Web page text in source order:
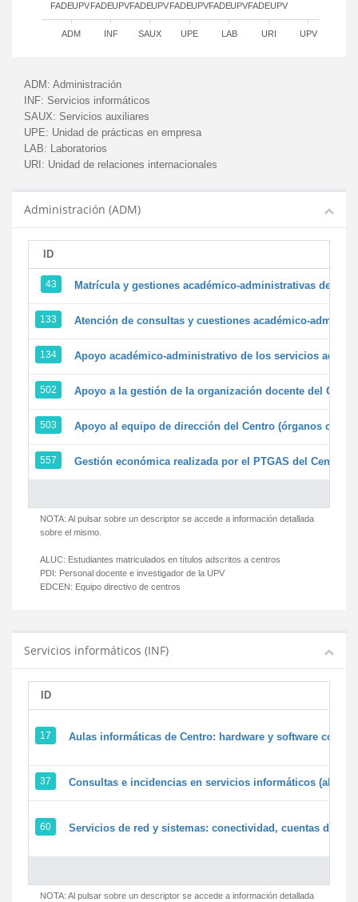
FADE FADE FADE FADE FADE FADE
UPV UPV UPV UPV UPV UPV
ADM INF SAUX UPE LAB URI UPV
ADM: Administración
INF: Servicios informáticos
SAUX: Servicios auxiliares
UPE: Unidad de prácticas en empresa
LAB: Laboratorios
URI: Unidad de relaciones internacionales
Administración (ADM)
ID
43 Matrícula y gestiones académico-administrativas de la
133 Atención de consultas y cuestiones académico-
134 Apoyo académico-administrativo de los servicios
502 Apoyo a la gestión de la organización docente del
503 Apoyo al equipo de dirección del Centro (órganos
557 Gestión económica realizada por el PTGAS del Centro
NOTA: Al pulsar sobre un descriptor se accede a información detallada
sobre el mismo.
ALUC: Estudiantes matriculados en títulos adscritos a centros
PDI: Personal docente e investigador de la UPV
EDCEN: Equipo directivo de centros
Servicios informáticos (INF)
ID
17 Aulas informáticas de Centro: hardware y software
37 Consultas e incidencias en servicios informáticos
60 Servicios de red y sistemas: conectividad, cuentas de
NOTA: Al pulsar sobre un descriptor se accede a información detallada